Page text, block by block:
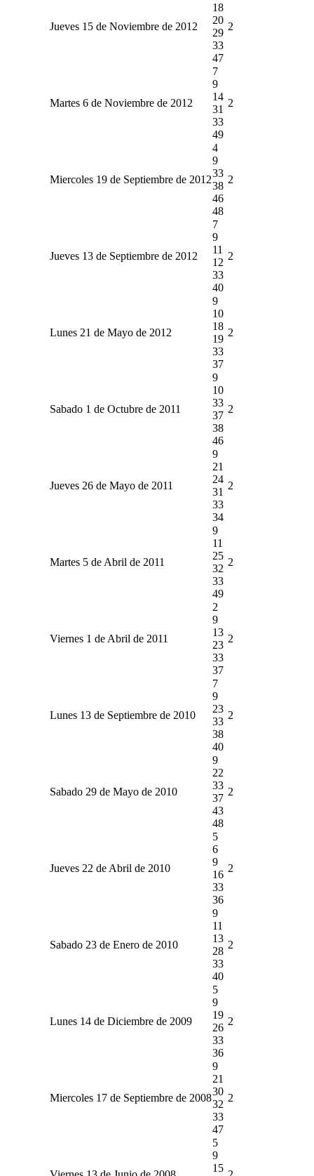
Jueves 15 de Noviembre de 2012
18
20
29
33
47
2
Martes 6 de Noviembre de 2012
7
9
14
31
33
49
2
Miercoles 19 de Septiembre de 2012
4
9
33
38
46
48
2
Jueves 13 de Septiembre de 2012
7
9
11
12
33
40
2
Lunes 21 de Mayo de 2012
9
10
18
19
33
37
2
Sabado 1 de Octubre de 2011
9
10
33
37
38
46
2
Jueves 26 de Mayo de 2011
9
21
24
31
33
34
2
Martes 5 de Abril de 2011
9
11
25
32
33
49
2
Viernes 1 de Abril de 2011
2
9
13
23
33
37
2
Lunes 13 de Septiembre de 2010
7
9
23
33
38
40
2
Sabado 29 de Mayo de 2010
9
22
33
37
43
48
2
Jueves 22 de Abril de 2010
5
6
9
16
33
36
2
Sabado 23 de Enero de 2010
9
11
13
28
33
40
2
Lunes 14 de Diciembre de 2009
5
9
19
26
33
36
2
Miercoles 17 de Septiembre de 2008
9
21
30
32
33
47
2
5
9
15